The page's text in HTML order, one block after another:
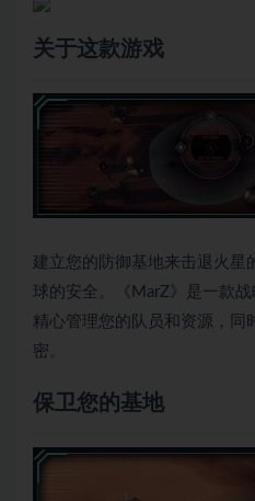
关于这款游戏
建立您的防御基地来击退火星
球的安全。《MarZ》是一款
精心管理您的队员和资源，同
密。
保卫您的基地